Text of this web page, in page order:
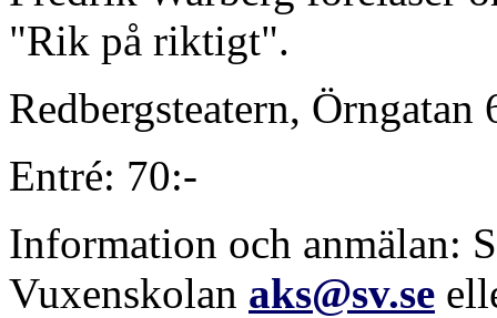
"Rik på riktigt".
Redbergsteatern, Örngatan
Entré: 70:-
Information och anmälan:
Vuxenskolan aks@sv.se